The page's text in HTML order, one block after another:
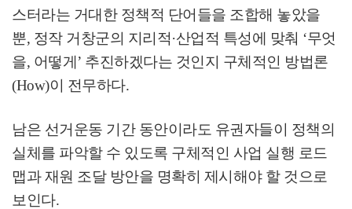
스터라는 거대한 정책적 단어들을 조합해 놓았을
뿐, 정작 거창군의 지리적·산업적 특성에 맞춰 ‘무엇
을, 어떻게 ’ 추진하겠다는 것인지 구체적인 방법론
(How)이 전무하다.
남은 선거운동 기간 동안이라도 유권자들이 정책의
실체를 파악할 수 있도록 구체적인 사업 실행 로드
맵과 재원 조달 방안을 명확히 제시해야 할 것으로
보인다.